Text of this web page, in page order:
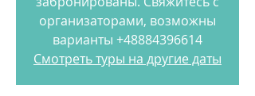
организаторами, возможны
варианты +48884396614
Смотреть туры на другие даты